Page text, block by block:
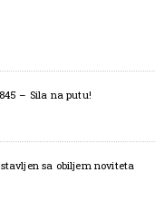
– Sila na putu!
sa obiljem noviteta